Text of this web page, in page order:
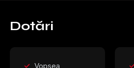
Dotări
Vopsea